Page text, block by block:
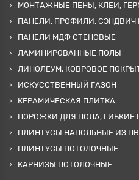
МОНТАЖНЫЕ ПЕНЫ, КЛЕИ,
ПАНЕЛИ, ПРОФИЛИ, СЭНДВИЧ
ПАНЕЛИ МДФ СТЕНОВЫЕ
ЛАМИНИРОВАННЫЕ ПОЛЫ
ЛИНОЛЕУМ, КОВРОВОЕ
ИСКУССТВЕННЫЙ ГАЗОН
КЕРАМИЧЕСКАЯ ПЛИТКА
ПОРОЖКИ ДЛЯ ПОЛА, ГИБКИЕ
ПЛИНТУСЫ НАПОЛЬНЫЕ ИЗ
ПЛИНТУСЫ ПОТОЛОЧНЫЕ
КАРНИЗЫ ПОТОЛОЧНЫЕ